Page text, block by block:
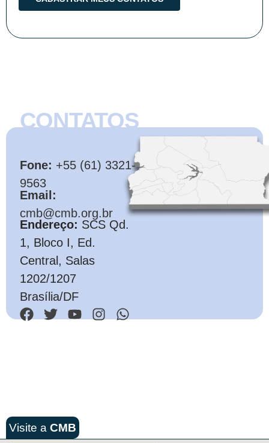
CONTATOS
Fone: +55 (61) 3321-
9563
Email:
cmb@cmb.org.br
Endereço: SCS Qd.
1, Bloco I, Ed.
Central, Salas
1202/1207
Brasília/DF
Visite a CMB